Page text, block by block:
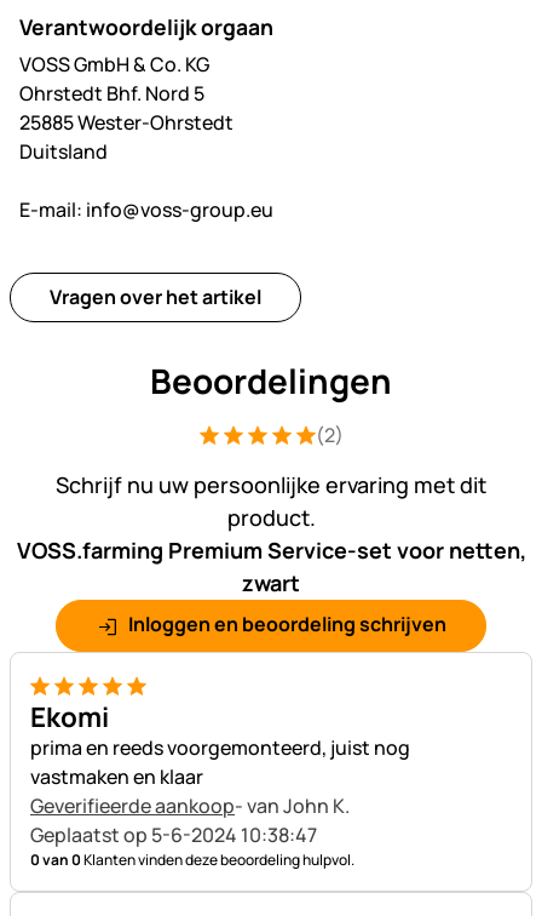
Verantwoordelijk orgaan
VOSS GmbH & Co. KG
Ohrstedt Bhf. Nord 5
25885 Wester-Ohrstedt
Duitsland
E-mail: info@voss-group.eu
Vragen over het artikel
Beoordelingen
Beoordeling: 5 van 5 (2
2 Bewertungen
(2)
Schrijf nu uw persoonlijke ervaring met dit
product.
VOSS.farming Premium Service-set voor netten,
zwart
Inloggen en beoordeling schrijven
5 van 5
Ekomi
prima en reeds voorgemonteerd, juist nog
vastmaken en klaar
Geverifieerde aankoop- van John K.
Geplaatst op 5-6-2024 10:38:47
0 van 0Klanten vinden deze beoordeling hulpvol.